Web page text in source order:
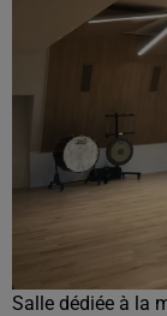
Salle dédiée à la